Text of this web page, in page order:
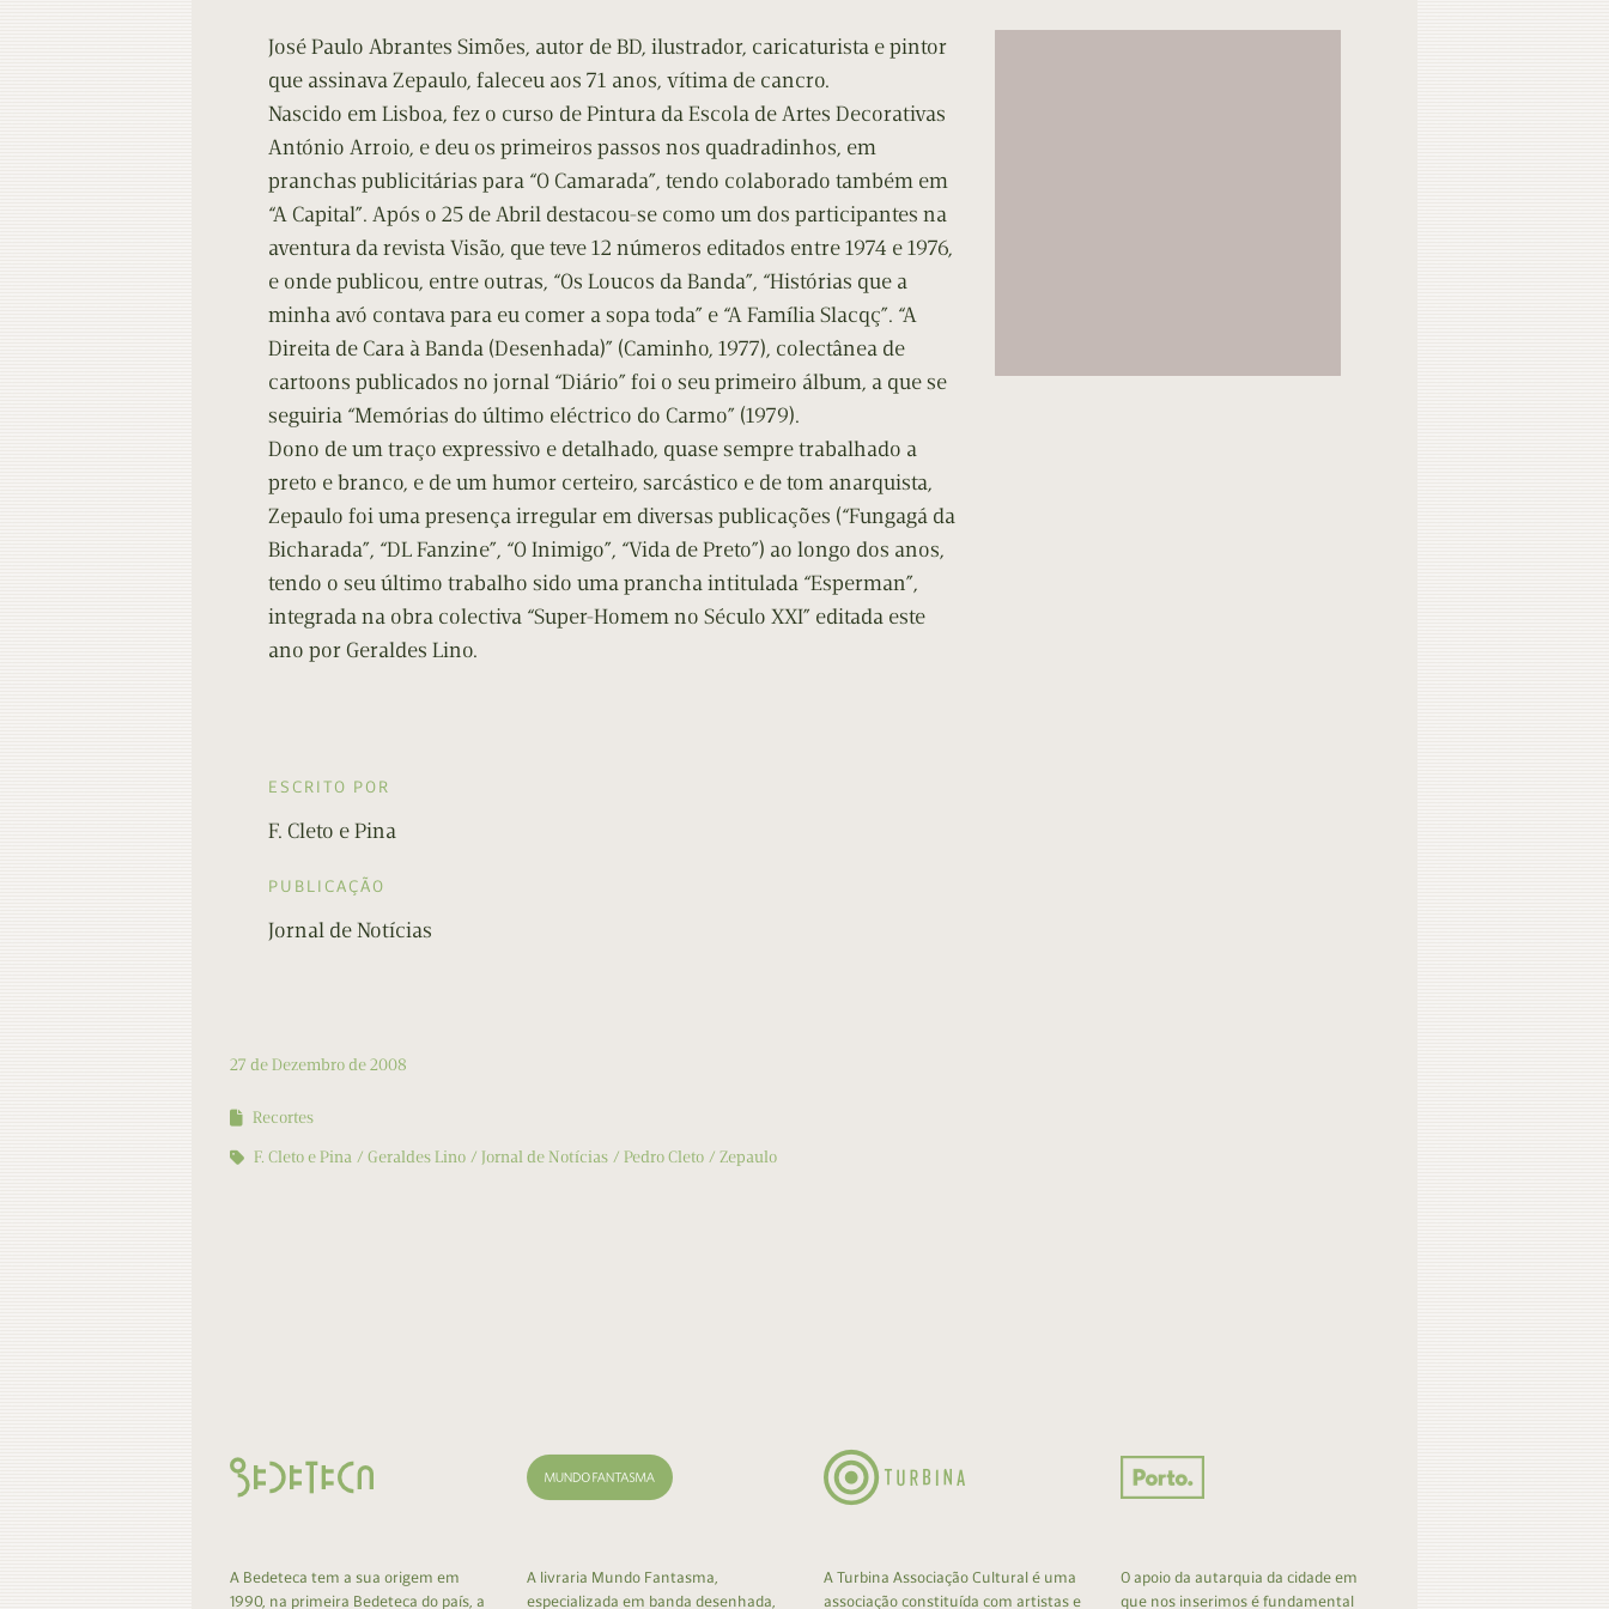
José Paulo Abrantes Simões, autor de BD, ilustrador, caricaturista e pintor
que assinava Zepaulo, faleceu aos 71 anos, vítima de cancro.
Nascido em Lisboa, fez o curso de Pintura da Escola de Artes Decorativas
António Arroio, e deu os primeiros passos nos quadradinhos, em
pranchas publicitárias para “O Camarada”, tendo colaborado também em
“A Capital”. Após o 25 de Abril destacou-se como um dos participantes na
aventura da revista Visão, que teve 12 números editados entre 1974 e 1976,
e onde publicou, entre outras, “Os Loucos da Banda”, “Histórias que a
minha avó contava para eu comer a sopa toda” e “A Família Slacqç”. “A
Direita de Cara à Banda (Desenhada)” (Caminho, 1977), colectânea de
cartoons publicados no jornal “Diário” foi o seu primeiro álbum, a que se
seguiria “Memórias do último eléctrico do Carmo” (1979).
Dono de um traço expressivo e detalhado, quase sempre trabalhado a
preto e branco, e de um humor certeiro, sarcástico e de tom anarquista,
Zepaulo foi uma presença irregular em diversas publicações (“Fungagá da
Bicharada”, “DL Fanzine”, “O Inimigo”, “Vida de Preto”) ao longo dos anos,
tendo o seu último trabalho sido uma prancha intitulada “Esperman”,
integrada na obra colectiva “Super-Homem no Século XXI” editada este
ano por Geraldes Lino.
ESCRITO POR
F. Cleto e Pina
PUBLICAÇÃO
Jornal de Notícias
27 de Dezembro de 2008
Recortes
F. Cleto e Pina
Geraldes Lino Jornal de Notícias Pedro Cleto Zepaulo
A Bedeteca tem a sua origem em
1990, na primeira Bedeteca do país, a
A livraria Mundo Fantasma,
especializada em banda desenhada,
A Turbina Associação Cultural é uma
associação constituída com artistas e
O apoio da autarquia da cidade em
que nos inserimos é fundamental